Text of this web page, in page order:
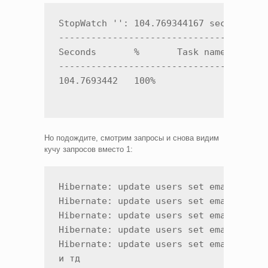
StopWatch '': 104.769344167 seconds
Seconds       %       Task name
104.7693442   100%
Но подождите, смотрим запросы и снова видим
кучу запросов вместо 1:
Hibernate: update users set
Hibernate: update users set
Hibernate: update users set
Hibernate: update users set
Hibernate: update users set
и тд